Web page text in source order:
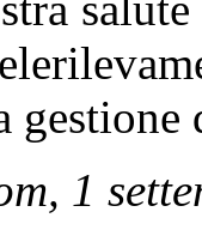
gestione
1